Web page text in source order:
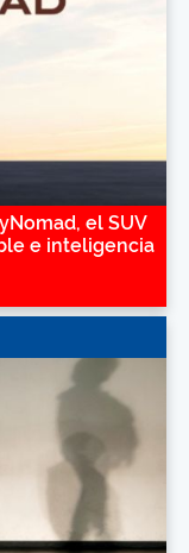
el SUV
e inteligencia